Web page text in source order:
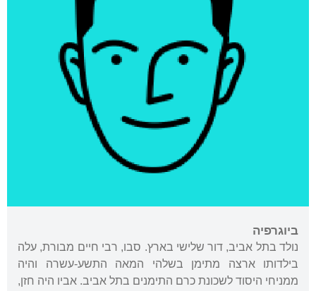
ביוגרפיה
נולד בתל אביב, דור שלישי בארץ. סבו, רבי חיים מבורת, עלה
בילדותו ארצה מתימן בשלהי המאה התשע-עשרה והיה
ממניחי היסוד לשכונת כרם התימנים בתל אביב. אביו היה חזן,